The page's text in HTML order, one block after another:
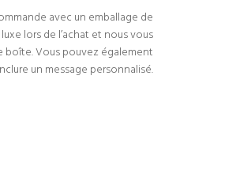
avec un emballage de
lors de l’achat et nous vous
Vous pouvez également
un message personnalisé.